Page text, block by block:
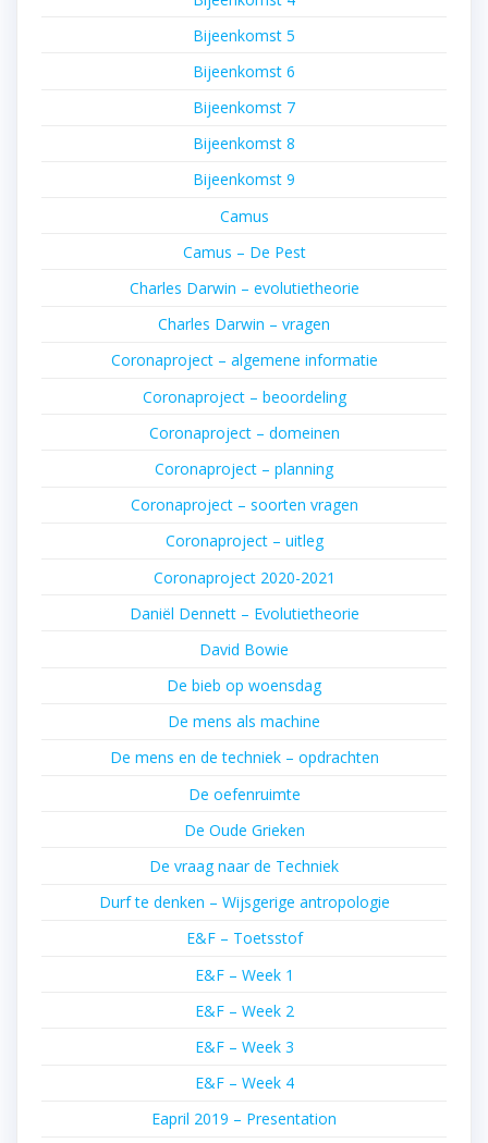
Bijeenkomst 5
Bijeenkomst 6
Bijeenkomst 7
Bijeenkomst 8
Bijeenkomst 9
Camus
Camus – De Pest
Charles Darwin – evolutietheorie
Charles Darwin – vragen
Coronaproject – algemene informatie
Coronaproject – beoordeling
Coronaproject – domeinen
Coronaproject – planning
Coronaproject – soorten vragen
Coronaproject – uitleg
Coronaproject 2020-2021
Daniël Dennett – Evolutietheorie
David Bowie
De bieb op woensdag
De mens als machine
De mens en de techniek – opdrachten
De oefenruimte
De Oude Grieken
De vraag naar de Techniek
Durf te denken – Wijsgerige antropologie
E&F – Toetsstof
E&F – Week 1
E&F – Week 2
E&F – Week 3
E&F – Week 4
Eapril 2019 – Presentation